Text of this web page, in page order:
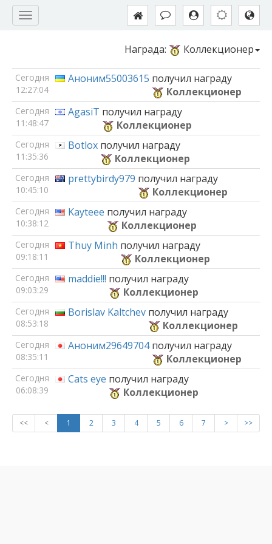
Награда: Коллекционер
Сегодня
12:27:04
Аноним55003615 получил награду
Коллекционер
Сегодня
11:48:47
AgasiT получил награду
Коллекционер
Сегодня
11:35:36
Botlox получил награду
Коллекционер
Сегодня
10:45:10
prettybirdy979 получил награду
Коллекционер
Сегодня
10:38:12
Kayteee получил награду
Коллекционер
Сегодня
09:18:11
Thuy Minh получил награду
Коллекционер
Сегодня
09:03:29
maddie!!! получил награду
Коллекционер
Сегодня
08:53:18
Borislav Kaltchev получил награду
Коллекционер
Сегодня
08:35:11
Аноним29649704 получил награду
Коллекционер
Сегодня
06:08:39
Cats eye получил награду
Коллекционер
<< < 1 2 3 4 5 6 7 > >>